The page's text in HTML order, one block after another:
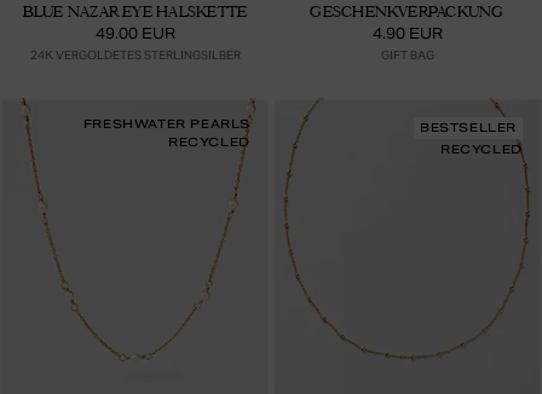
BLUE NAZAR EYE HALSKETTE
49.00 EUR
24K VERGOLDETES STERLINGSILBER
GESCHENKVERPACKUNG
4.90 EUR
GIFT BAG
FRESHWATER PEARLS
RECYCLED
BESTSELLER
RECYCLED